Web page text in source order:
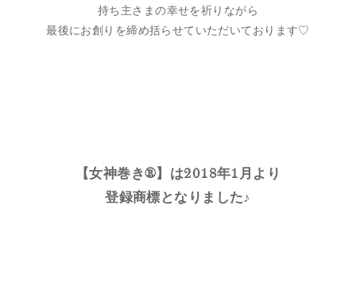
持ち主さまの幸せを祈りながら
最後にお創りを締め括らせていただいております♡
【女神巻き®】は2018年1月より
登録商標となりました♪